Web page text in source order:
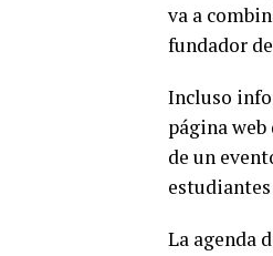
va a
fundador
Incluso
página
de un
La agenda